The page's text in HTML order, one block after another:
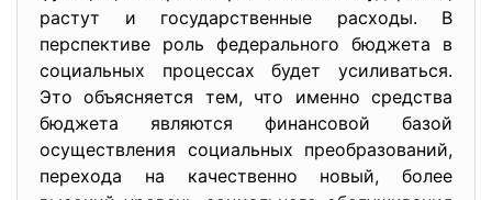
растут и государственные расходы. В
перспективе роль федерального бюджета в
социальных процессах будет усиливаться.
Это объясняется тем, что именно средства
бюджета являются финансовой базой
осуществления социальных преобразований,
перехода на качественно новый, более